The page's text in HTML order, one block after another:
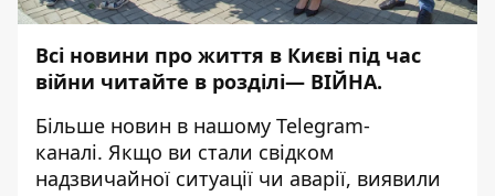
Всі новини про життя в Києві під час
війни читайте в розділі— ВІЙНА.
Більше новин в нашому Telegram-
каналі. Якщо ви стали свідком
надзвичайної ситуації чи аварії, виявили